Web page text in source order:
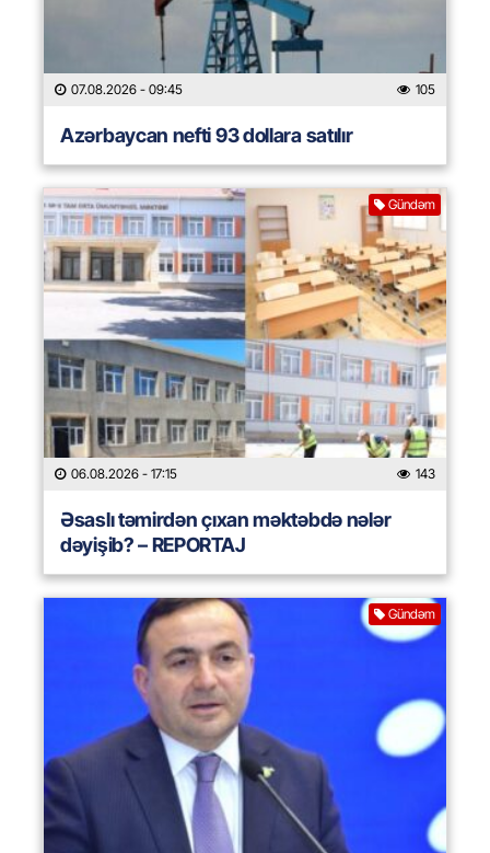
07.08.2026 - 09:45 105
Azərbaycan nefti 93 dollara satılır
Gündəm
06.08.2026 - 17:15 143
Əsaslı təmirdən çıxan məktəbdə nələr
dəyişib? – REPORTAJ
Gündəm